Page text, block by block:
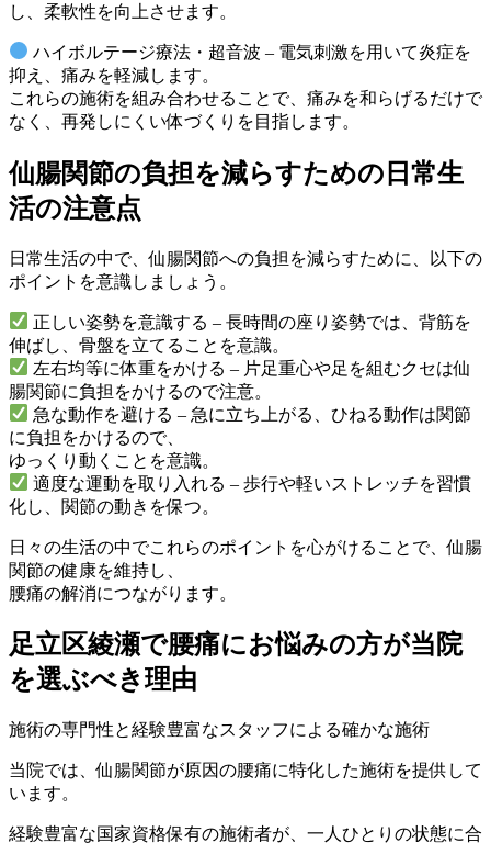
し、柔軟性を向上させます。
ハイボルテージ療法・超音波 – 電気刺激を用いて炎症を
抑え、痛みを軽減します。
これらの施術を組み合わせることで、痛みを和らげるだけで
なく、再発しにくい体づくりを目指します。
仙腸関節の負担を減らすための日常生
活の注意点
日常生活の中で、仙腸関節への負担を減らすために、以下の
ポイントを意識しましょう。
正しい姿勢を意識する – 長時間の座り姿勢では、背筋を
伸ばし、骨盤を立てることを意識。
左右均等に体重をかける – 片足重心や足を組むクセは仙
腸関節に負担をかけるので注意。
急な動作を避ける – 急に立ち上がる、ひねる動作は関節
に負担をかけるので、
ゆっくり動くことを意識。
適度な運動を取り入れる – 歩行や軽いストレッチを習慣
化し、関節の動きを保つ。
日々の生活の中でこれらのポイントを心がけることで、仙腸
関節の健康を維持し、
腰痛の解消につながります。
足立区綾瀬で腰痛にお悩みの方が当院
を選ぶべき理由
施術の専門性と経験豊富なスタッフによる確かな施術
当院では、仙腸関節が原因の腰痛に特化した施術を提供して
います。
経験豊富な国家資格保有の施術者が、一人ひとりの状態に合